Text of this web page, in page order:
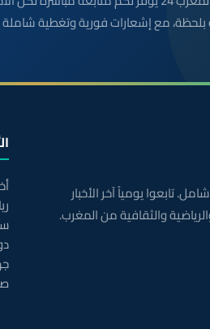
بلحظة، مع إشعارات فورية وتغطية
تابعوا يومياً آخر الأخبار
والثقافية من المغرب.